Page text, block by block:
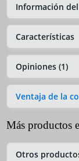
Información
Características
Opiniones (1)
Ventaja de la
Más productos
Otros